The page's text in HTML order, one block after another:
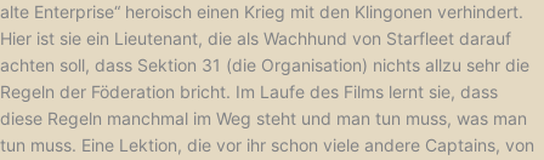
alte Enterprise“ heroisch einen Krieg mit den Klingonen verhindert.
Hier ist sie ein Lieutenant, die als Wachhund von Starfleet darauf
achten soll, dass Sektion 31 (die Organisation) nichts allzu sehr die
Regeln der Föderation bricht. Im Laufe des Films lernt sie, dass
diese Regeln manchmal im Weg steht und man tun muss, was man
tun muss. Eine Lektion, die vor ihr schon viele andere Captains, von